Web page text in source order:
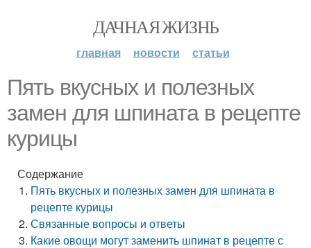
ДАЧНАЯ ЖИЗНЬ
главная новости статьи
Пять вкусных и полезных
замен для шпината в рецепте
курицы
Содержание
Пять вкусных и полезных замен для шпината в
рецепте курицы
Связанные вопросы и ответы
Какие овощи могут заменить шпинат в рецепте с